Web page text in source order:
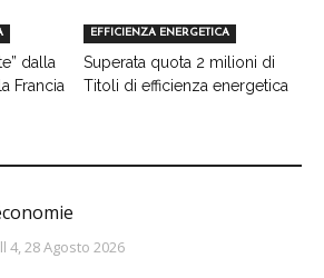
dalla
Francia
EFFICIENZA ENERGETICA
Superata quota 2 milioni di
Titoli di efficienza energetica
4, 28 Agosto 2026